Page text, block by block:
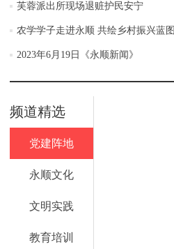
芙蓉派出所现场退赃护民安宁
农学学子走进永顺 共绘乡村振兴蓝图
2023年6月19日《永顺新闻》
频道精选
党建阵地
永顺文化
文明实践
教育培训